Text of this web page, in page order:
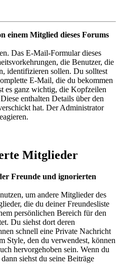
einem Mitglied dieses Forums
Das E-Mail-Formular dieses
die Benutzer, die
identifizieren sollen. Du solltest
E-Mail, die du bekommen
es ganz wichtig, die Kopfzeilen
enthalten Details über den
hat. Der Administrator
Mitglieder
Freunde und ignorierten
um andere Mitglieder des
die du deiner Freundesliste
persönlichen Bereich für den
Du siehst dort deren
schnell eine Private Nachricht
Style, den du verwendest, können
hervorgehoben sein. Wenn du
siehst du seine Beiträge